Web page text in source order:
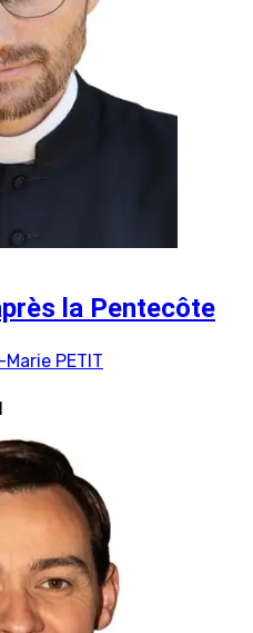
la Pentecôte
PETIT